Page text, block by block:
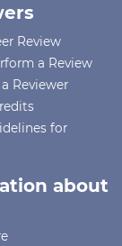
Review
a Review
Reviewer
for
about